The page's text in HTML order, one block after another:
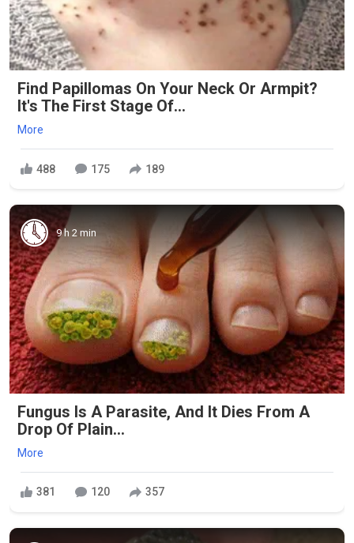
Find Papillomas On Your Neck Or Armpit?
It's The First Stage Of...
More
488 175 189
9 h 2 min
Fungus Is A Parasite, And It Dies From A
Drop Of Plain...
More
381 120 357